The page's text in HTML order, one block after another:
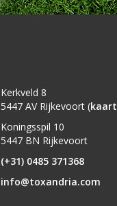
Kerkveld 8
5447 AV Rijkevoort (kaart
Koningsspil 10
5447 BN Rijkevoort
(+31) 0485 371368
info@toxandria.com